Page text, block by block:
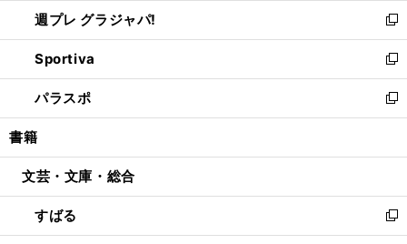
く
で
開
く
ィ
ン
ド
ウ
で
開
し
い
ウ
ィ
ン
ド
ウ
開
週プレ グラジャパ!
新
し
い
ウ
ィ
ン
ウ
開
く
Sportiva
新
し
い
ウ
ン
ウ
で
開
パラスポ
新
し
ウ
ン
ド
ウ
書籍
文芸・文庫・総合
すばる
新
し